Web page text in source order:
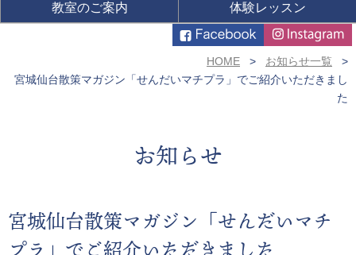
教室のご案内 体験レッスン
HOME
お知らせ一覧
宮城仙台散策マガジン「せんだいマチプラ」でご紹介いただきまし
た
お知らせ
宮城仙台散策マガジン「せんだいマチ
プラ」でご紹介いただきました